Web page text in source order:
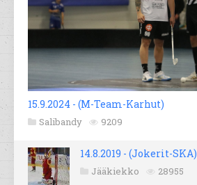
15.9.2024 - (M-Team-Karhut)
Salibandy 9209
14.8.2019 - (Jokerit-SKA)
Jääkiekko 28955